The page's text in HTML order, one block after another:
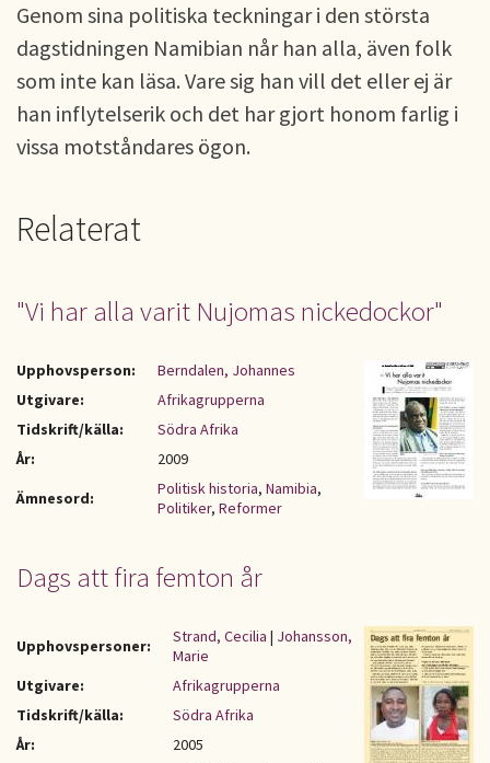
Genom sina politiska teckningar i den största
dagstidningen Namibian når han alla, även folk
som inte kan läsa. Vare sig han vill det eller ej är
han inflytelserik och det har gjort honom farlig i
vissa motståndares ögon.
Relaterat
"Vi har alla varit Nujomas nickedockor"
Upphovsperson:
Berndalen, Johannes
Utgivare:
Afrikagrupperna
Tidskrift/källa:
Södra Afrika
År:
2009
Ämnesord:
Politisk historia, Namibia,
Politiker, Reformer
Dags att fira femton år
Upphovspersoner: Strand, Cecilia | Johansson,
Marie
Utgivare:
Afrikagrupperna
Tidskrift/källa:
Södra Afrika
År:
2005